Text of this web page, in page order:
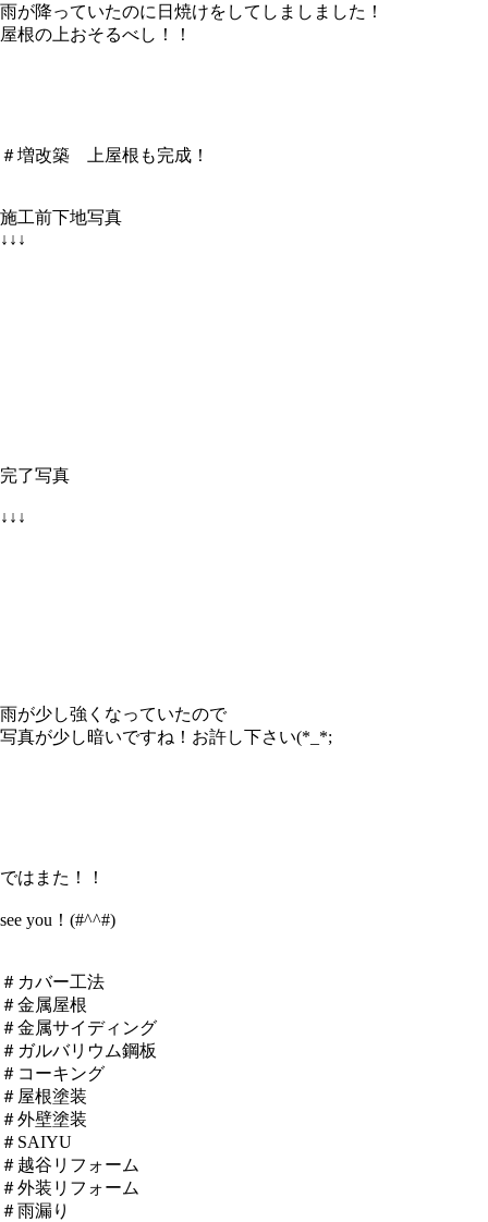
雨が降っていたのに日焼けをしてしましました！
屋根の上おそるべし！！
＃増改築 上屋根も完成！
施工前下地写真
↓↓↓
完了写真
↓↓↓
雨が少し強くなっていたので
写真が少し暗いですね！お許し下さい(*_*;
ではまた！！
see you！(#^^#)
＃カバー工法
＃金属屋根
＃金属サイディング
＃ガルバリウム鋼板
＃コーキング
＃屋根塗装
＃外壁塗装
＃SAIYU
＃越谷リフォーム
＃外装リフォーム
＃雨漏り